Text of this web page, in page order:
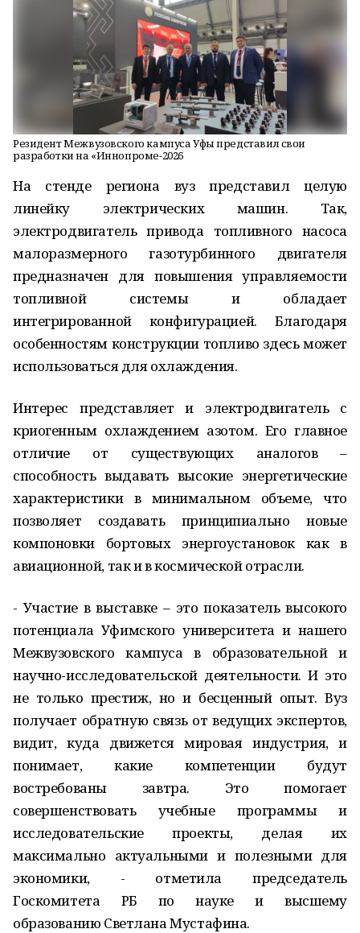
Резидент Межвузовского кампуса Уфы представил свои
разработки на «Иннопроме-2026
На стенде региона вуз представил целую
линейку электрических машин. Так,
электродвигатель привода топливного насоса
малоразмерного газотурбинного двигателя
предназначен для повышения управляемости
топливной системы и обладает
интегрированной конфигурацией. Благодаря
особенностям конструкции топливо здесь может
использоваться для охлаждения.
Интерес представляет и электродвигатель с
криогенным охлаждением азотом. Его главное
отличие от существующих аналогов –
способность выдавать высокие энергетические
характеристики в минимальном объеме, что
позволяет создавать принципиально новые
компоновки бортовых энергоустановок как в
авиационной, так и в космической отрасли.
- Участие в выставке – это показатель высокого
потенциала Уфимского университета и нашего
Межвузовского кампуса в образовательной и
научно-исследовательской деятельности. И это
не только престиж, но и бесценный опыт. Вуз
получает обратную связь от ведущих экспертов,
видит, куда движется мировая индустрия, и
понимает, какие компетенции будут
востребованы завтра. Это помогает
совершенствовать учебные программы и
исследовательские проекты, делая их
максимально актуальными и полезными для
экономики, - отметила председатель
Госкомитета РБ по науке и высшему
образованию Светлана Мустафина.